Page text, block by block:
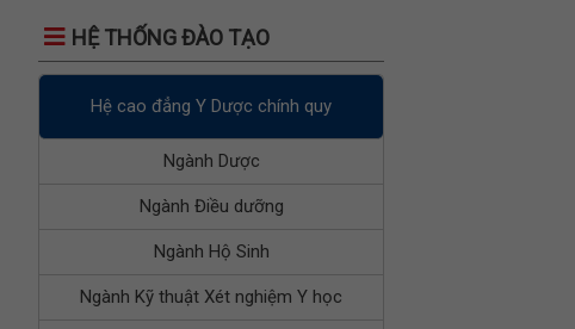
HỆ THỐNG ĐÀO TẠO
Hệ cao đẳng Y Dược chính quy
Ngành Dược
Ngành Điều dưỡng
Ngành Hộ Sinh
Ngành Kỹ thuật Xét nghiệm Y học